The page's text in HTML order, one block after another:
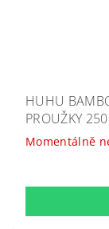
HUHU
PROUŽKY
Momentálně